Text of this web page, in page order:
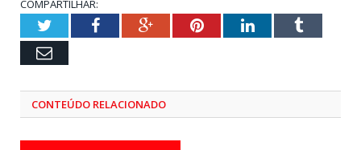
COMPARTILHAR:
TwitterFacebookGoogle+PinterestLinkedInTumblr
Email
CONTEÚDO RELACIONADO